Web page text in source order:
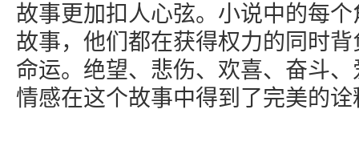
故事更加扣人心弦。小说中的每
故事，他们都在获得权力的同时
命运。绝望、悲伤、欢喜、奋斗
情感在这个故事中得到了完美的诠